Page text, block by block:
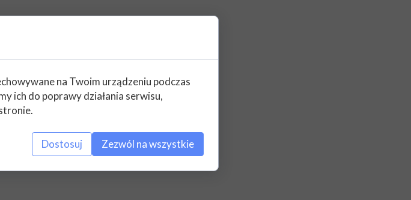
na Twoim urządzeniu podczas
ich do poprawy działania serwisu,
Dostosuj Zezwól na wszystkie